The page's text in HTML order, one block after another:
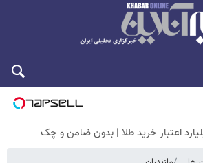
شنبه ۱۷ مرداد ۱۴۰۵